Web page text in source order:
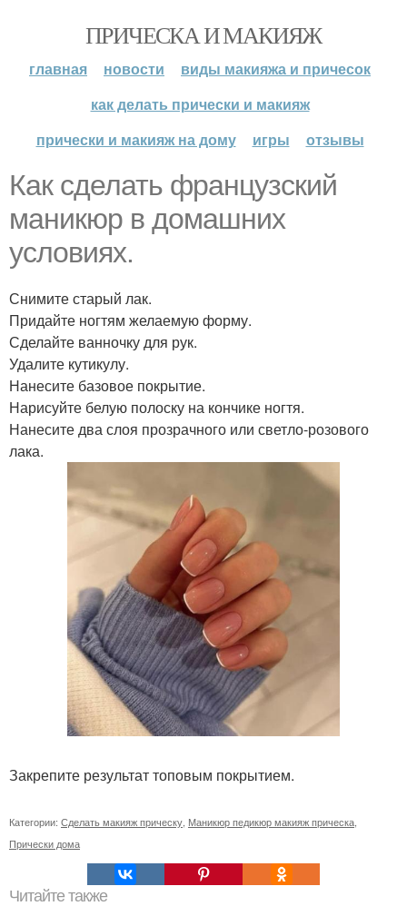
ПРИЧЕСКА И МАКИЯЖ
главная новости
виды макияжа и причесок
как делать прически и макияж
прически и макияж на дому
игры отзывы
Как сделать французский
маникюр в домашних
условиях.
Снимите старый лак.
Придайте ногтям желаемую форму.
Сделайте ванночку для рук.
Удалите кутикулу.
Нанесите базовое покрытие.
Нарисуйте белую полоску на кончике ногтя.
Нанесите два слоя прозрачного или светло-розового
лака.
Закрепите результат топовым покрытием.
Категории: Сделать макияж прическу Маникюр педикюр макияж прическа
Прически дома
Читайте также